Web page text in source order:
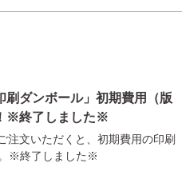
ダンボール」初期費用（版
※終了しました※
注文いただくと、初期費用の印刷
※終了しました※